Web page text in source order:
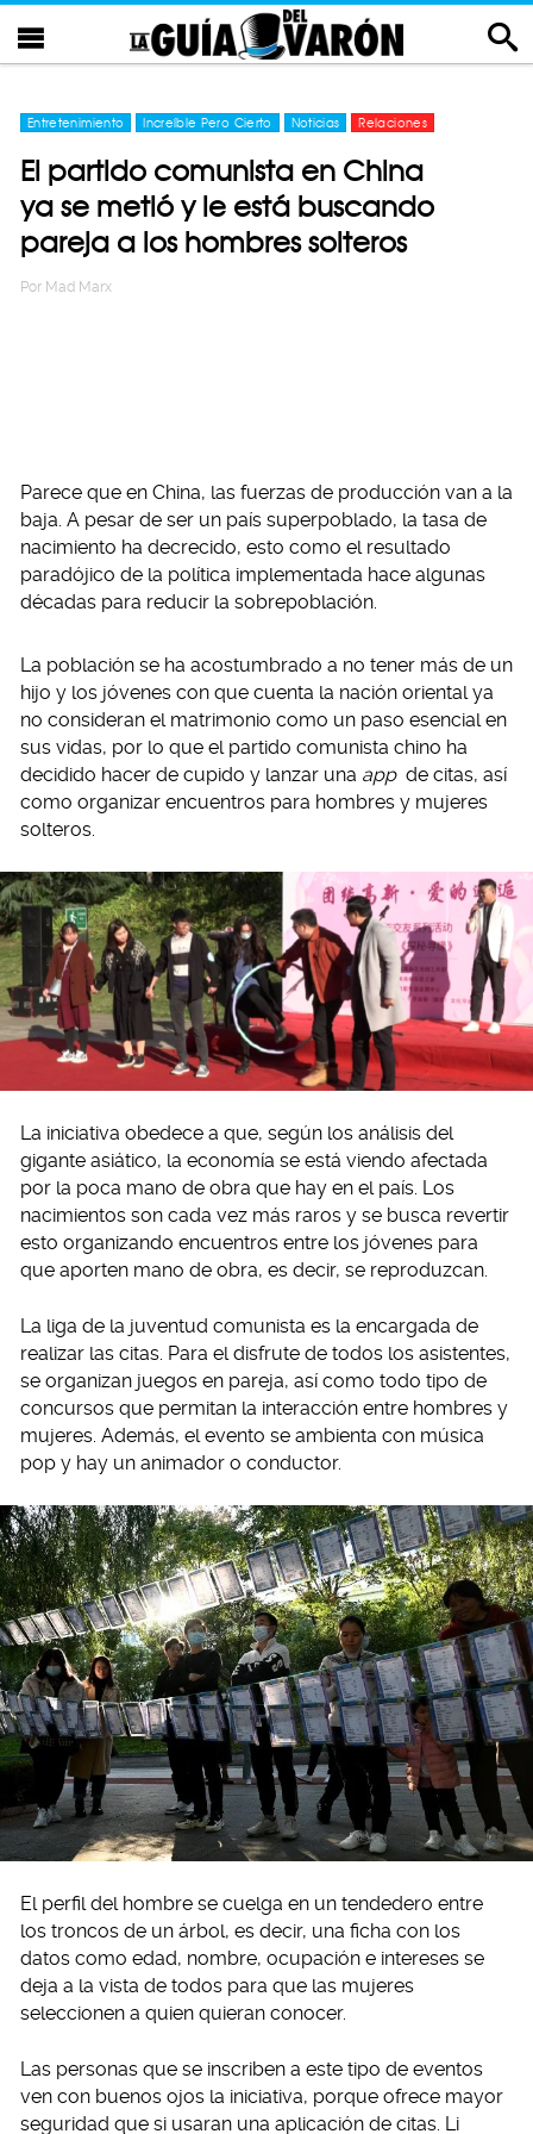
Entretenimiento Increíble Pero Cierto Noticias Relaciones
El partido comunista en China
ya se metió y le está buscando
pareja a los hombres solteros
Por Mad Marx
Parece que en China, las fuerzas de producción van a la
baja. A pesar de ser un país superpoblado, la tasa de
nacimiento ha decrecido, esto como el resultado
paradójico de la política implementada hace algunas
décadas para reducir la sobrepoblación.
La población se ha acostumbrado a no tener más de un
hijo y los jóvenes con que cuenta la nación oriental ya
no consideran el matrimonio como un paso esencial en
sus vidas, por lo que el partido comunista chino ha
decidido hacer de cupido y lanzar una app de citas, así
como organizar encuentros para hombres y mujeres
solteros.
La iniciativa obedece a que, según los análisis del
gigante asiático, la economía se está viendo afectada
por la poca mano de obra que hay en el país. Los
nacimientos son cada vez más raros y se busca revertir
esto organizando encuentros entre los jóvenes para
que aporten mano de obra, es decir, se reproduzcan.
La liga de la juventud comunista es la encargada de
realizar las citas. Para el disfrute de todos los asistentes,
se organizan juegos en pareja, así como todo tipo de
concursos que permitan la interacción entre hombres y
mujeres. Además, el evento se ambienta con música
pop y hay un animador o conductor.
El perfil del hombre se cuelga en un tendedero entre
los troncos de un árbol, es decir, una ficha con los
datos como edad, nombre, ocupación e intereses se
deja a la vista de todos para que las mujeres
seleccionen a quien quieran conocer.
Las personas que se inscriben a este tipo de eventos
ven con buenos ojos la iniciativa, porque ofrece mayor
seguridad que si usaran una aplicación de citas. Li